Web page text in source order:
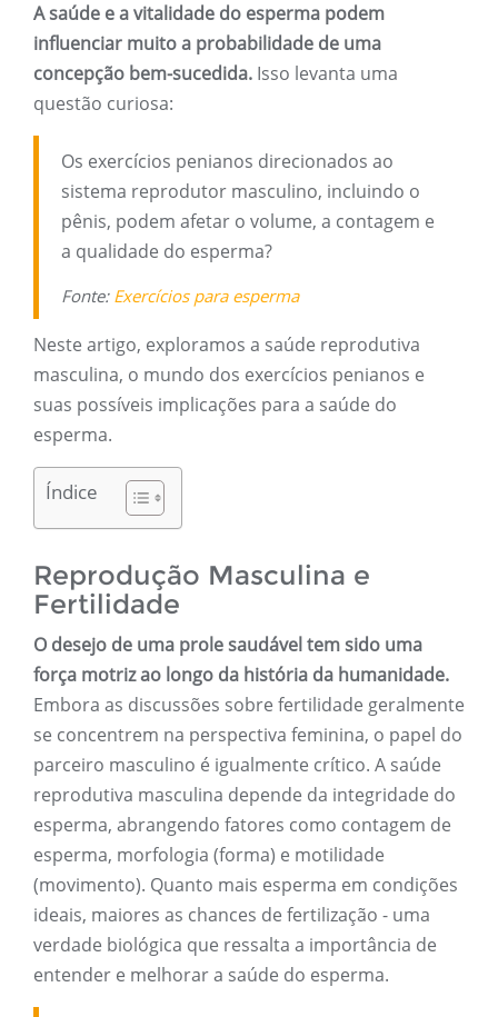
A saúde e a vitalidade do esperma podem
influenciar muito a probabilidade de uma
concepção bem-sucedida. Isso levanta uma
questão curiosa:
Os exercícios penianos direcionados ao
sistema reprodutor masculino, incluindo o
pênis, podem afetar o volume, a contagem e
a qualidade do esperma?
Fonte: Exercícios para esperma
Neste artigo, exploramos a saúde reprodutiva
masculina, o mundo dos exercícios penianos e
suas possíveis implicações para a saúde do
esperma.
Índice
Reprodução Masculina e
Fertilidade
O desejo de uma prole saudável tem sido uma
força motriz ao longo da história da humanidade.
Embora as discussões sobre fertilidade geralmente
se concentrem na perspectiva feminina, o papel do
parceiro masculino é igualmente crítico. A saúde
reprodutiva masculina depende da integridade do
esperma, abrangendo fatores como contagem de
esperma, morfologia (forma) e motilidade
(movimento). Quanto mais esperma em condições
ideais, maiores as chances de fertilização - uma
verdade biológica que ressalta a importância de
entender e melhorar a saúde do esperma.